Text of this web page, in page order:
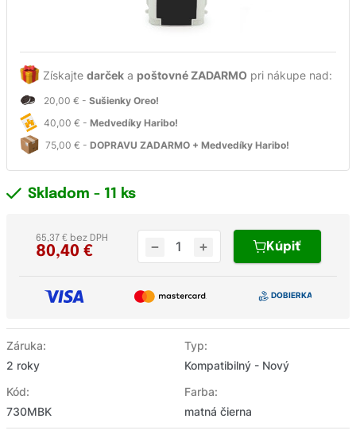
Získajte darček a poštovné ZADARMO pri nákupe nad:
20,00 € - Sušienky Oreo!
40,00 € - Medvedíky Haribo!
75,00 € - DOPRAVU ZADARMO + Medvedíky Haribo!
Záruka:
2 roky
Typ:
Kompatibilný - Nový
Kód:
730MBK
Farba:
matná čierna
Skladom - 11 ks
80,40 €
65,37 € bez DPH
Kúpiť